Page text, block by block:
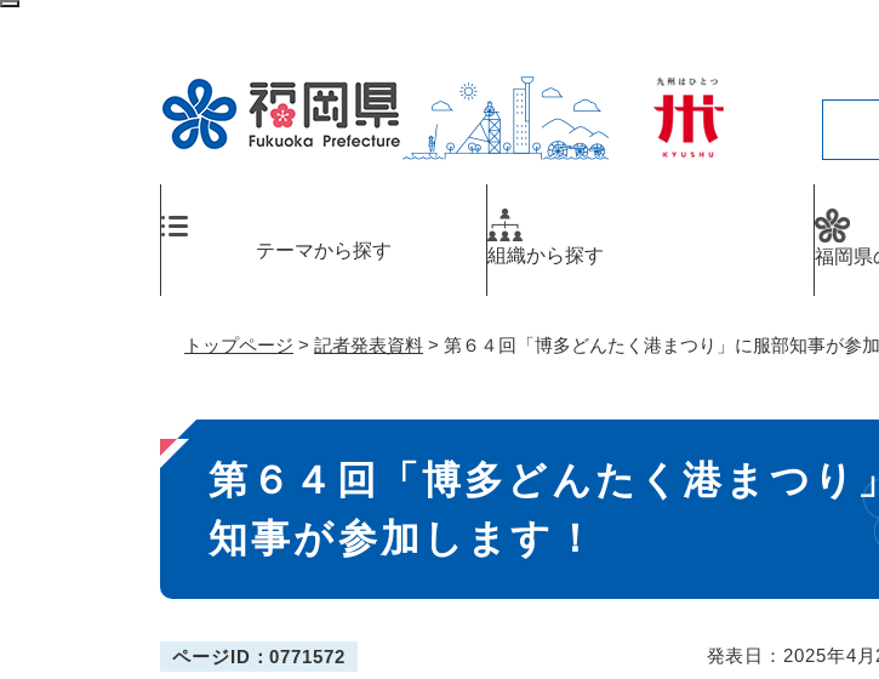
ペ
メ
テーマから探す 組織から探す 福岡県
トップページ > 記者発表資料 > 第６４回「博多どんたく港まつり」に服部知事が参加
本
文
第６４回「博多どんたく港まつり
知事が参加します！
ページID：0771572 発表日： 2025年4